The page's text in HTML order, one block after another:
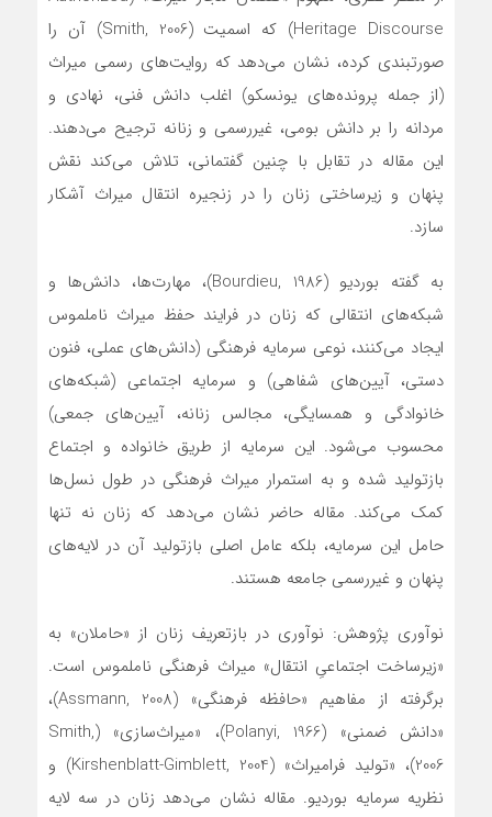
Heritage Discourse) که اسمیت (Smith, 2006) آن را
صورتبندی کرده، نشان می‌دهد که روایت‌های رسمی میراث
(از جمله پرونده‌های یونسکو) اغلب دانش فنی، نهادی و
مردانه را بر دانش بومی، غیررسمی و زنانه ترجیح می‌دهند.
این مقاله در تقابل با چنین گفتمانی، تلاش می‌کند نقش
پنهان و زیرساختی زنان را در زنجیره انتقال میراث آشکار
سازد.
به گفته بوردیو (Bourdieu, 1986)، مهارت‌ها، دانش‌ها و
شبکه‌های انتقالی که زنان در فرایند حفظ میراث ناملموس
ایجاد می‌کنند، نوعی سرمایه فرهنگی (دانش‌های عملی، فنون
دستی، آیین‌های شفاهی) و سرمایه اجتماعی (شبکه‌های
خانوادگی و همسایگی، مجالس زنانه، آیین‌های جمعی)
محسوب می‌شود. این سرمایه از طریق خانواده و اجتماع
بازتولید شده و به استمرار میراث فرهنگی در طول نسل‌ها
کمک می‌کند. مقاله حاضر نشان می‌دهد که زنان نه تنها
حامل این سرمایه، بلکه عامل اصلی بازتولید آن در لایه‌های
پنهان و غیررسمی جامعه هستند.
نوآوری پژوهش: نوآوری در بازتعریف زنان از «حاملان» به
«زیرساخت اجتماعیِ انتقال» میراث فرهنگی ناملموس است.
برگرفته از مفاهیم «حافظه فرهنگی» (Assmann, 2008)،
«دانش ضمنی» (Polanyi, 1966)، «میراث‌سازی» (Smith,
2006)، «تولید فرامیراث» (Kirshenblatt-Gimblett, 2004) و
نظریه سرمایه بوردیو. مقاله نشان می‌دهد زنان در سه لایه